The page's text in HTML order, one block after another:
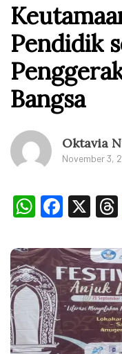
Pendidik
Bangsa
Oktavia
November 3,
X